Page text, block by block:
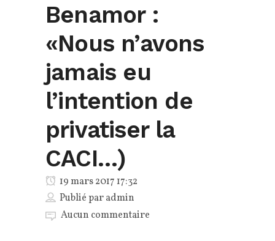
Benamor :
«Nous n’avons
jamais eu
l’intention de
privatiser la
CACI…)
19 mars 2017 17:32
Publié paradmin
Aucun commentaire